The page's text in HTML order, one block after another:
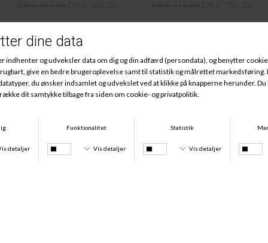
-20%
Aswan Bikini Maxi, Fiesta Red
Aswan Bikini Tai, Fiesta Red